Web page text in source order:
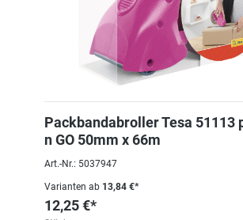
Packbandabroller Tesa 51113
n GO 50mm x 66m
Art.-Nr.: 5037947
Varianten ab 13,84 €*
12,25 €*